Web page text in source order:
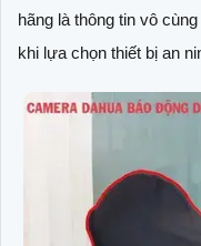
hãng là thông tin vô
khi lựa chọn thiết bị an